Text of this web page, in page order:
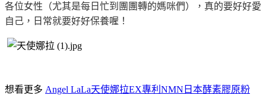
各位女性（尤其是每日忙到團團轉的媽咪們）， 真的要好好愛
自己，日常就要好好保養喔！
想看更多 Angel LaLa天使娜拉EX專利NMN日本酵素膠原粉